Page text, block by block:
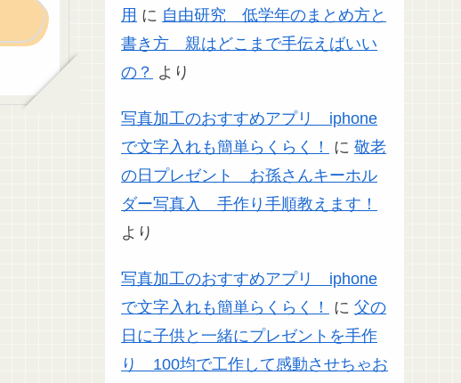
用 に 自由研究 低学年のまとめ方と
書き方 親はどこまで手伝えばいい
の？ より
写真加工のおすすめアプリ iphone
で文字入れも簡単らくらく！
に 敬老
の日プレゼント お孫さんキーホル
ダー写真入 手作り手順教えます！
より
写真加工のおすすめアプリ iphone
で文字入れも簡単らくらく！
に 父の
日に子供と一緒にプレゼントを手作
り 100均で工作して感動させちゃお